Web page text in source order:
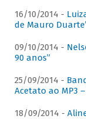
16/10/2014 -
de Mauro
09/10/2014 -
90 anos”
25/09/2014 -
Acetato ao MP3
18/09/2014 -